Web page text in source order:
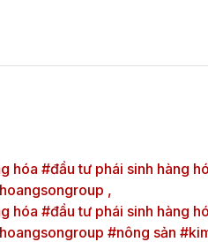
hóa #đầu tư phái sinh hàng
,
hóa #đầu tư phái sinh hàng
#nông sản